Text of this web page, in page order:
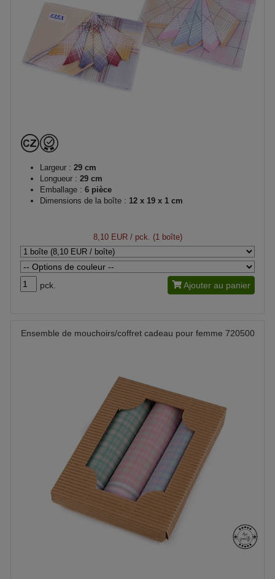
Largeur : 29 cm
Longueur : 29 cm
Emballage : 6 pièce
Dimensions de la boîte : 12 x 19 x 1 cm
8,10 EUR/ pck. (1 boîte)
pck. Ajouter au panier
Ensemble de mouchoirs/coffret cadeau pour femme 720500